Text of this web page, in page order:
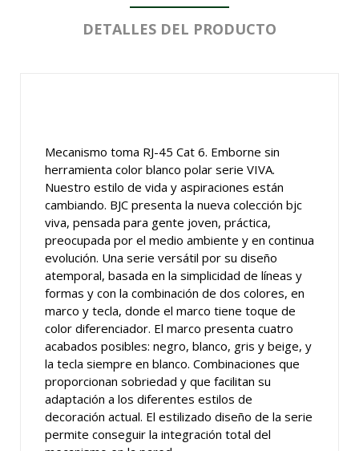
DETALLES DEL PRODUCTO
Mecanismo toma RJ-45 Cat 6. Emborne sin
herramienta color blanco polar serie VIVA.
Nuestro estilo de vida y aspiraciones están
cambiando. BJC presenta la nueva colección bjc
viva, pensada para gente joven, práctica,
preocupada por el medio ambiente y en continua
evolución. Una serie versátil por su diseño
atemporal, basada en la simplicidad de líneas y
formas y con la combinación de dos colores, en
marco y tecla, donde el marco tiene toque de
color diferenciador. El marco presenta cuatro
acabados posibles: negro, blanco, gris y beige, y
la tecla siempre en blanco. Combinaciones que
proporcionan sobriedad y que facilitan su
adaptación a los diferentes estilos de
decoración actual. El estilizado diseño de la serie
permite conseguir la integración total del